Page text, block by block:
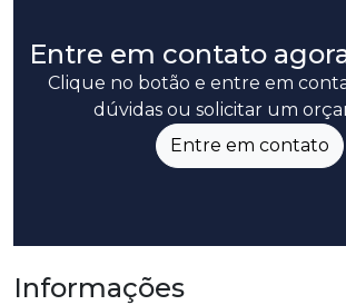
Entre em contato
Clique no botão e entre em
dúvidas ou solicitar um
Entre em contato
Informações